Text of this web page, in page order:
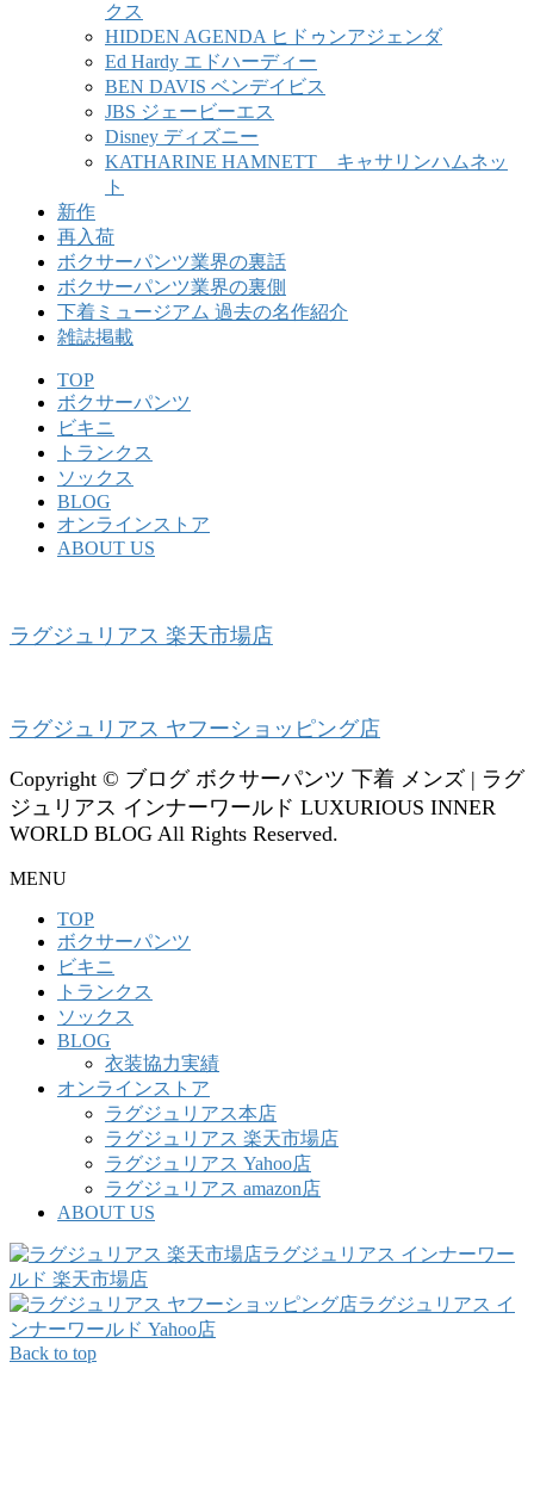
クス
HIDDEN AGENDA ヒドゥンアジェンダ
Ed Hardy エドハーディー
BEN DAVIS ベンデイビス
JBS ジェービーエス
Disney ディズニー
KATHARINE HAMNETT キャサリンハムネッ
ト
新作
再入荷
ボクサーパンツ業界の裏話
ボクサーパンツ業界の裏側
下着ミュージアム 過去の名作紹介
雑誌掲載
TOP
ボクサーパンツ
ビキニ
トランクス
ソックス
BLOG
オンラインストア
ABOUT US
ラグジュリアス 楽天市場店
ラグジュリアス ヤフーショッピング店
Copyright © ブログ ボクサーパンツ 下着 メンズ | ラグ
ジュリアス インナーワールド LUXURIOUS INNER
WORLD BLOG All Rights Reserved.
MENU
TOP
ボクサーパンツ
ビキニ
トランクス
ソックス
BLOG
衣装協力実績
オンラインストア
ラグジュリアス本店
ラグジュリアス 楽天市場店
ラグジュリアス Yahoo店
ラグジュリアス amazon店
ABOUT US
ラグジュリアス インナーワー
ルド 楽天市場店
ラグジュリアス イ
ンナーワールド Yahoo店
Back to top